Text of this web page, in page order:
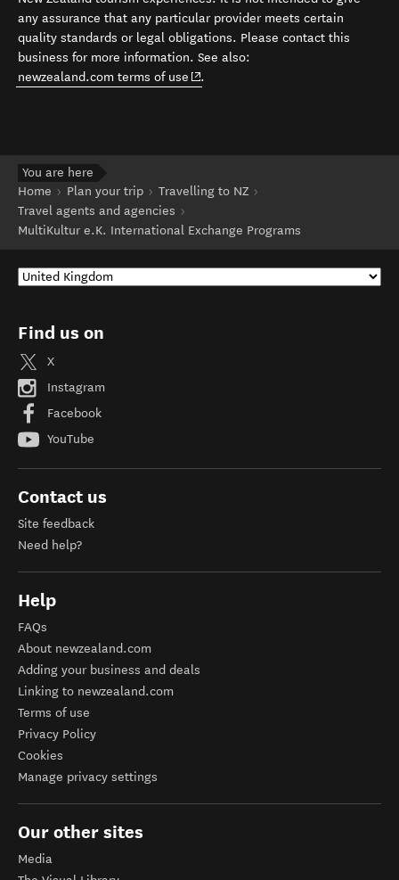
any assurance that any particular provider meets certain
quality standards or legal obligations. Please contact this
business for more information. See also:
newzealand.com terms of use (opens in new window)
.
You are here
Home
Plan your trip
Travelling to NZ
Travel agents and agencies
MultiKultur e.K. International Exchange Programs
Find us on
X
Instagram
Facebook
YouTube
Contact us
Site feedback
Need help?
Help
FAQs
About newzealand.com
Adding your business and deals
Linking to newzealand.com
Terms of use
Privacy Policy
Cookies
Manage privacy settings
Our other sites
Media